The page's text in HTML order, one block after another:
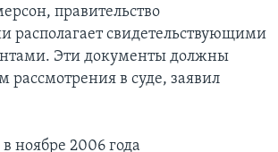
правительство
располагает свидетельствующими
Эти документы должны
рассмотрения в суде, заявил
ноябре 2006 года